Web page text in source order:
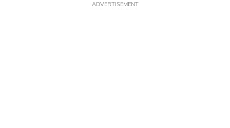
ADVERTISEMENT